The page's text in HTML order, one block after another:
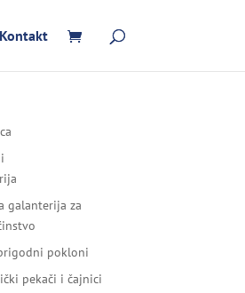
Kontakt
galanterija za
pokloni
pekači i čajnici